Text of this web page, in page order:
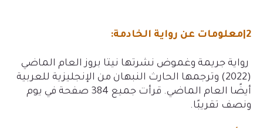
2|معلومات عن رواية الخادمة:
رواية جريمة وغموض نشرتها نيتا بروز العام الماضي
(2022) وترجمها الحارث النبهان من الإنجليزية للعربية
أيضًا العام الماضي. قرأت جميع 384 صفحة في يوم
ونصف تقريبًا.